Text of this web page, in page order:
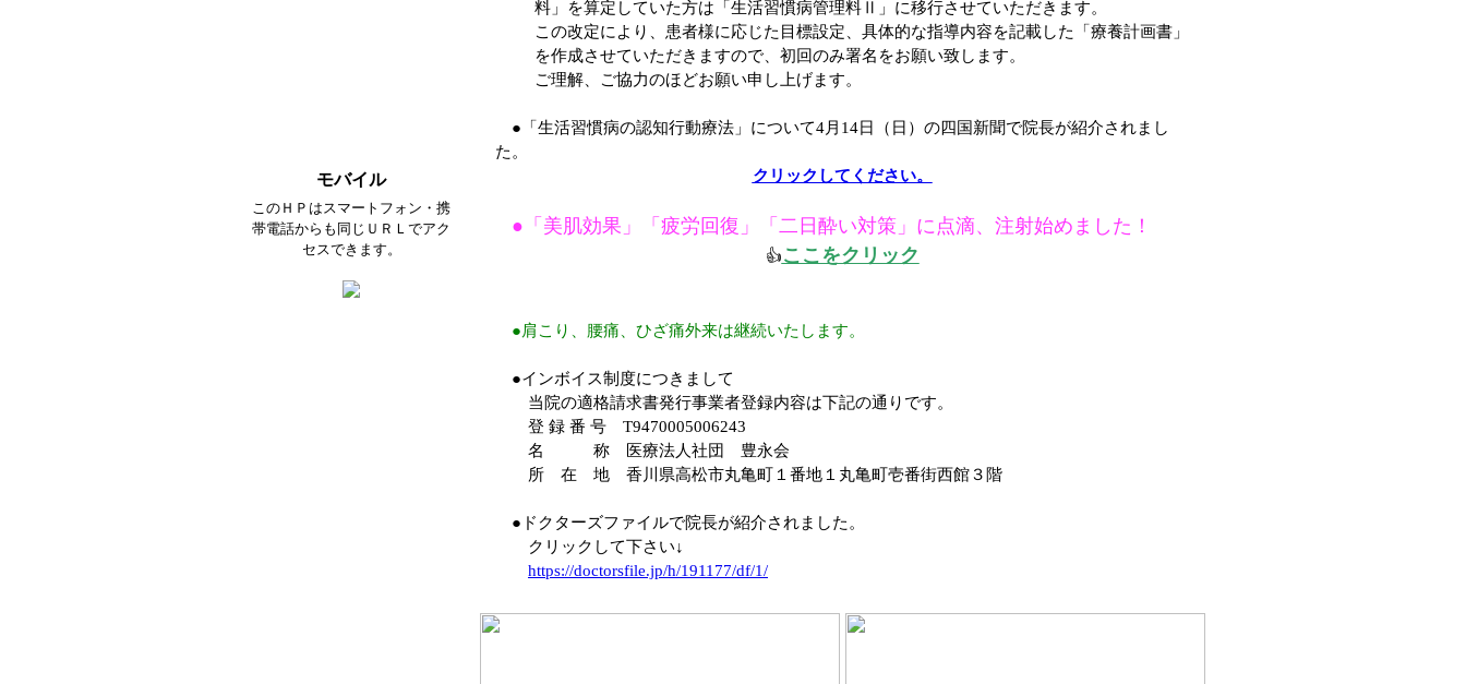
モバイル
このＨＰはスマートフォン・携
帯電話からも同じＵＲＬでアク
セスできます。
料」を算定していた方は「生活習慣病管理料Ⅱ」に移行させていただきます。
この改定により、患者様に応じた目標設定、具体的な指導内容を記載した「療養計画書」
を作成させていただきますので、初回のみ署名をお願い致します。
ご理解、ご協力のほどお願い申し上げます。
●「生活習慣病の認知行動療法」について4月14日（日）の四国新聞で院長が紹介されまし
た。
クリックしてください。
●「美肌効果」「疲労回復」「二日酔い対策」に点滴、注射始めました！
👍ここをクリック
●肩こり、腰痛、ひざ痛外来は継続いたします。
●インボイス制度につきまして
当院の適格請求書発行事業者登録内容は下記の通りです。
登 録 番 号 T9470005006243
名 称 医療法人社団 豊永会
所 在 地 香川県高松市丸亀町１番地１丸亀町壱番街西館３階
●ドクターズファイルで院長が紹介されました。
クリックして下さい↓
https://doctorsfile.jp/h/191177/df/1/